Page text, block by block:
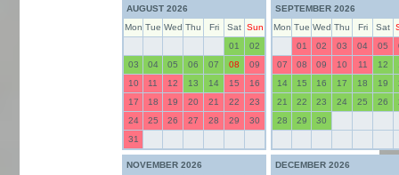
AUGUST 2026
Mon Tue Wed Thu Fri Sat Sun
01
02
03
04 05 06 07 08
09
10
11 12 13 14 15
16
17
18 19 20 21 22
23
24
25 26 27 28 29
30
31
SEPTEMBER 2026
Mon Tue Wed Thu Fri Sat
01
02 03 04 05
07
08 09 10 11 12
14
15 16 17 18 19
21
22 23 24 25 26
28
29 30
NOVEMBER 2026
DECEMBER 2026